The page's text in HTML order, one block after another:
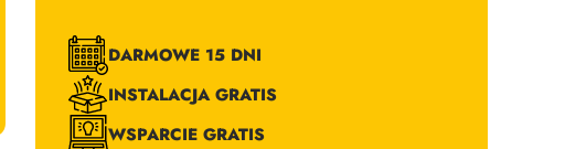
DARMOWE 15 DNI
INSTALACJA GRATIS
WSPARCIE GRATIS